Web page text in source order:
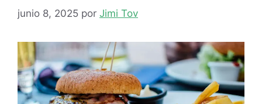
junio 8, 2025 por Jimi Tov